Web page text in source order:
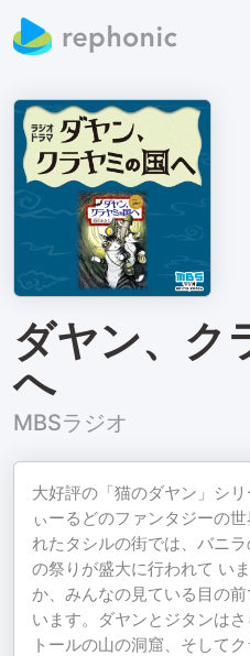
ダヤン、ク
へ
MBSラジオ
大好評の「猫のダヤン」シ
ぃーるどのファンタジーの
れたタシルの街では、バニ
の祭りが盛大に行われて い
か、みんなの見ている目の
います。ダヤンとジタンは
トールの山の洞窟、そして